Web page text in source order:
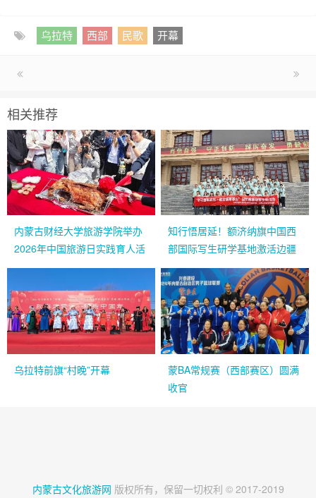
乌拉特 西部 民歌 开幕
相关推荐
内蒙古财经大学旅游学院举办
2026年中国旅游日实践育人活
动隆重开幕
知行悟居延！额济纳旗中国西
部国际写生研学基地激活边疆
文旅融合发展新动能
乌拉特前旗“村晚”开幕
蒙BA常规赛（西部赛区）圆满
收官
内蒙古文化旅游网 版权所有，保留一切权利 © 2017-2019